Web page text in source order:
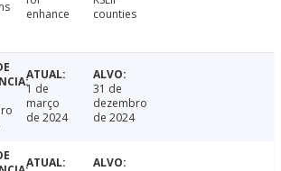
enhance
counties
1 de
março
de 2024
31 de
dezembro
de 2024